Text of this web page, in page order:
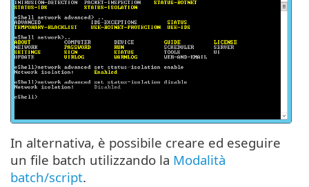
In alternativa, è possibile creare ed eseguire
un file batch utilizzando la Modalità
batch/script.